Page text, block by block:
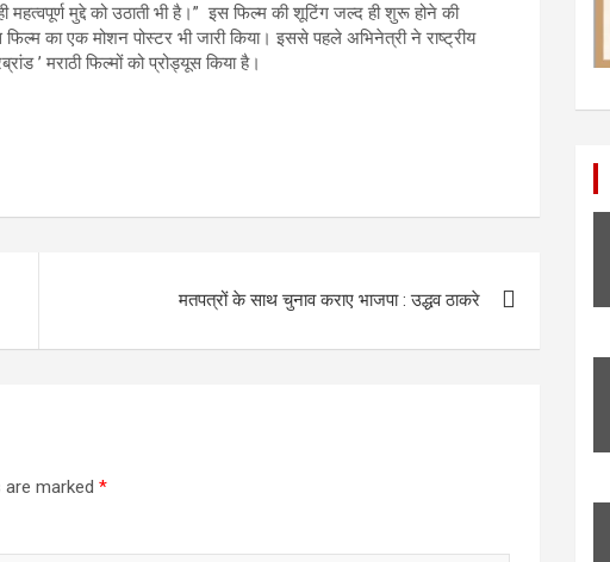
महत्वपूर्ण मुद्दे को उठाती भी है।” इस फिल्म की शूटिंग जल्द ही शुरू होने की
का एक मोशन पोस्टर भी जारी किया। इससे पहले अभिनेत्री ने राष्ट्रीय
’ मराठी फिल्मों को प्रोड्यूस किया है।
मतपत्रों के साथ चुनाव कराए भाजपा : उद्धव ठाकरे
are marked *